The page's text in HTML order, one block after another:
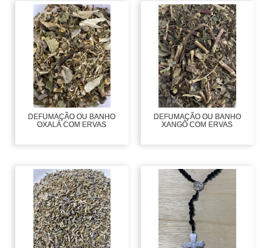
DEFUMAÇÃO OU BANHO
OXALÁ COM ERVAS
DEFUMAÇÃO OU BANHO
XANGÔ COM ERVAS